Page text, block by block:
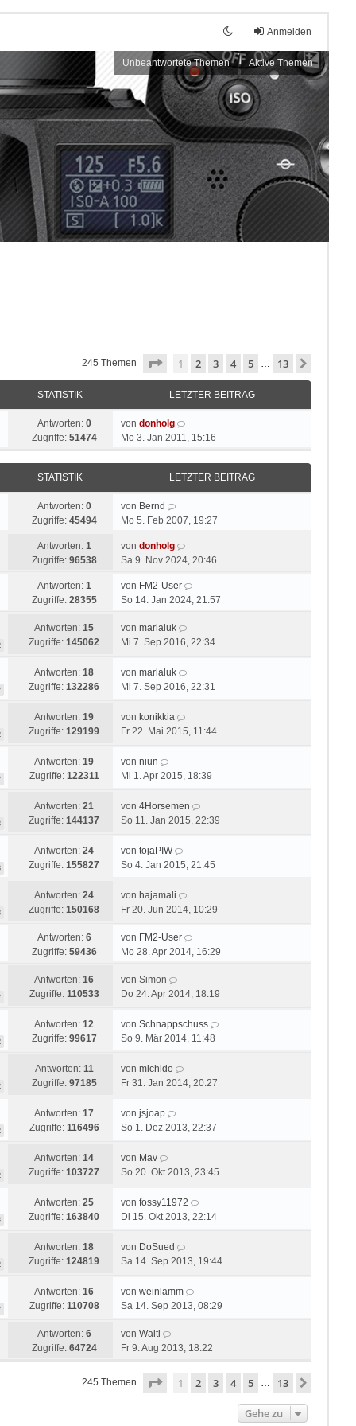
Anmelden
Unbeantwortete Themen Aktive Themen
245 Themen Seite von13
1 2 3 4 5 … 13
STATISTIK LETZTER BEITRAG
Antworten: 0
Zugriffe: 51474
von donholg
Mo 3. Jan 2011, 15:16
STATISTIK LETZTER BEITRAG
Antworten: 0
Zugriffe: 45494
von Bernd
Mo 5. Feb 2007, 19:27
Antworten: 1
Zugriffe: 96538
von donholg
Sa 9. Nov 2024, 20:46
Antworten: 1
Zugriffe: 28355
von FM2-User
So 14. Jan 2024, 21:57
Antworten:15
Zugriffe:145062
von marlaluk
Mi 7. Sep 2016, 22:34
Antworten:18
Zugriffe:132286
von marlaluk
Mi 7. Sep 2016, 22:31
Antworten:19
Zugriffe:129199
von konikkia
Fr 22. Mai 2015, 11:44
Antworten:19
Zugriffe: 122311
von niun
Mi 1. Apr 2015, 18:39
Antworten:21
Zugriffe:144137
von 4Horsemen
So 11. Jan 2015, 22:39
Antworten:24
Zugriffe:155827
von tojaPIW
So 4. Jan 2015, 21:45
Antworten:24
Zugriffe:150168
von hajamali
Fr 20. Jun 2014, 10:29
Antworten: 6
Zugriffe: 59436
von FM2-User
Mo 28. Apr 2014, 16:29
Antworten:16
Zugriffe: 110533
von Simon
Do 24. Apr 2014, 18:19
Antworten:12
Zugriffe: 99617
von Schnappschuss
So 9. Mär 2014, 11:48
Antworten: 11
Zugriffe: 97185
von michido
Fr 31. Jan 2014, 20:27
Antworten:17
Zugriffe: 116496
von jsjoap
So 1. Dez 2013, 22:37
Antworten:14
Zugriffe:103727
von Mav
So 20. Okt 2013, 23:45
Antworten:25
Zugriffe:163840
von fossy11972
Di 15. Okt 2013, 22:14
Antworten:18
Zugriffe:124819
von DoSued
Sa 14. Sep 2013, 19:44
Antworten:16
Zugriffe: 110708
von weinlamm
Sa 14. Sep 2013, 08:29
Antworten: 6
Zugriffe: 64724
von Walti
Fr 9. Aug 2013, 18:22
245 Themen Seite von13
1 2 3 4 5 … 13
Gehe zu